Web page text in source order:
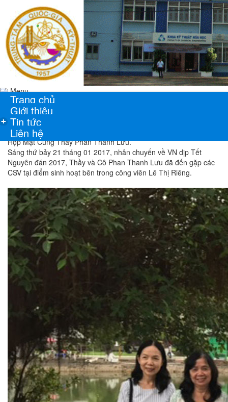
Menu
Trang chủ
Giới thiệu
+ Tin tức
Liên hệ
Họp Mặt Cùng Thây Phan Thanh Lưu.
Sáng thứ bảy 21 tháng 01 2017, nhân chuyến về VN dịp Tết
Nguyên đán 2017, Thầy và Cô Phan Thanh Lưu đã đến gặp các
CSV tại điểm sinh hoạt bên trong công viên Lê Thị Riêng.